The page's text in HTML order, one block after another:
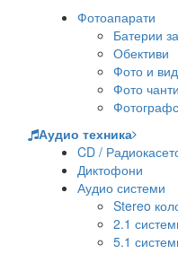
Фотоапарати
Батерии
Обективи
Фото и
Фото чанти
Аудио техника
CD /
Диктофони
Аудио системи
Stereo
2.1
5.1